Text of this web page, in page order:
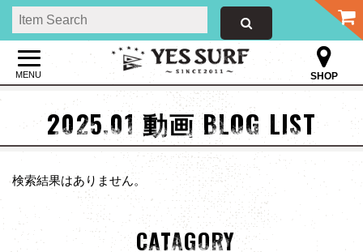
MENU SHOP
2025.01 動画 BLOG LIST
検索結果はありません。
CATAGORY